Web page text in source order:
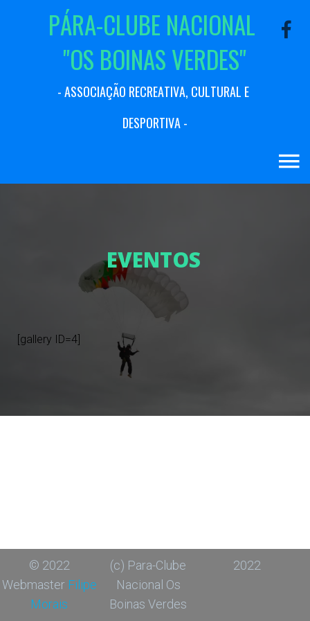
PÁRA-CLUBE NACIONAL
"OS BOINASVERDES"
- ASSOCIAÇÃO RECREATIVA, CULTURAL E
DESPORTIVA-
EVENTOS
[gallery ID=4]
© 2022
Webmaster Filipe
Morais
(c) Para-Clube
Nacional Os
Boinas Verdes
2022